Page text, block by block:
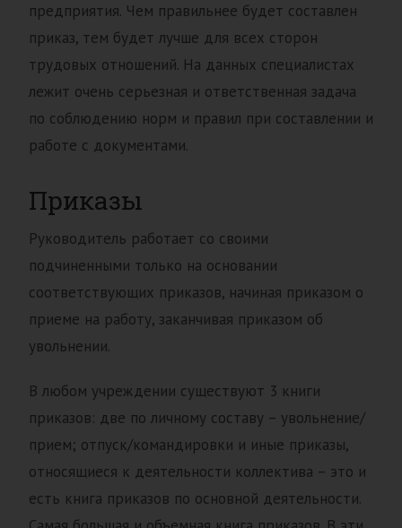
предприятия. Чем правильнее будет составлен
приказ, тем будет лучше для всех сторон
трудовых отношений. На данных специалистах
лежит очень серьезная и ответственная задача
по соблюдению норм и правил при составлении и
работе с документами.
Приказы
Руководитель работает со своими
подчиненными только на основании
соответствующих приказов, начиная приказом о
приеме на работу, заканчивая приказом об
увольнении.
В любом учреждении существуют 3 книги
приказов: две по личному составу – увольнение/
прием; отпуск/командировки и иные приказы,
относящиеся к деятельности коллектива – это и
есть книга приказов по основной деятельности.